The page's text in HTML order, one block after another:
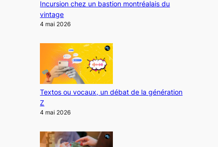
Incursion chez un bastion montréalais du
vintage
4 mai 2026
Textos ou vocaux, un débat de la génération
Z
4 mai 2026